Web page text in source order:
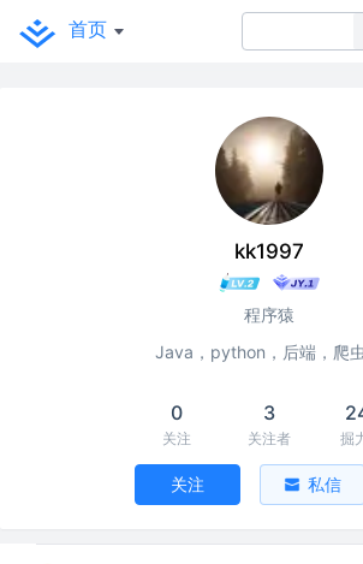
首页
kk1997
程序猿
Java，python，后端，爬虫
0
关注
3
关注者 掘
关注 私信